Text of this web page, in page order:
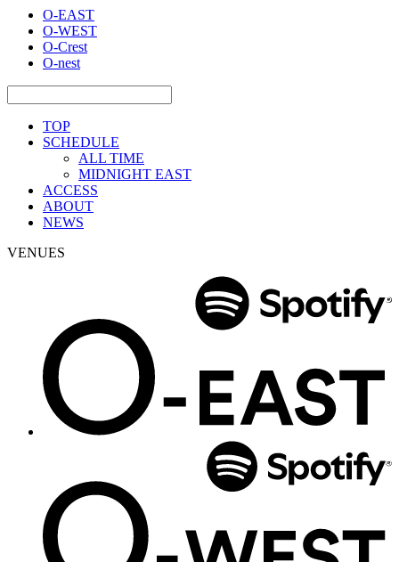
O-EAST
O-WEST
O-Crest
O-nest
TOP
SCHEDULE
ALL TIME
MIDNIGHT EAST
ACCESS
ABOUT
NEWS
VENUES